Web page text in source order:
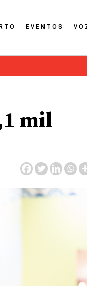
EVENTOS
mil